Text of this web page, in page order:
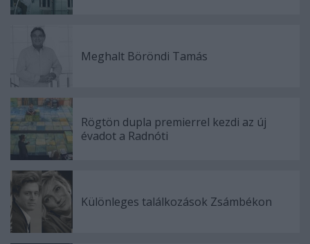
Meghalt Böröndi Tamás
Rögtön dupla premierrel kezdi az új
évadot a Radnóti
Különleges találkozások Zsámbékon